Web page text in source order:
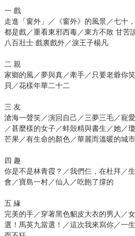
一 戲
走進「窗外」／《窗外》的風景／七十
都是戲／重看東邪西毒／東方不敗 甘苦
八百壯士 戲裏戲外／淚王子楊凡
二 親
家鄉的風／夢與真／牽手／只要老爺你
貝／花樣年華二十二
三 友
滄海一聲笑／演回自己／三夢三毛／寵
／甚麼樣的女子／蚌殼精與書生／她／
芒果／有生命的顏色／華麗而溫暖的城市
四 趣
你是不是林青霞？／我們仨，在杜拜／
會／寶島一村／仙人／吃飽了撐的
五 緣
完美的手／穿著黑色貂皮大衣的男人／
選！馬英九當選！／這次我來寫你／一